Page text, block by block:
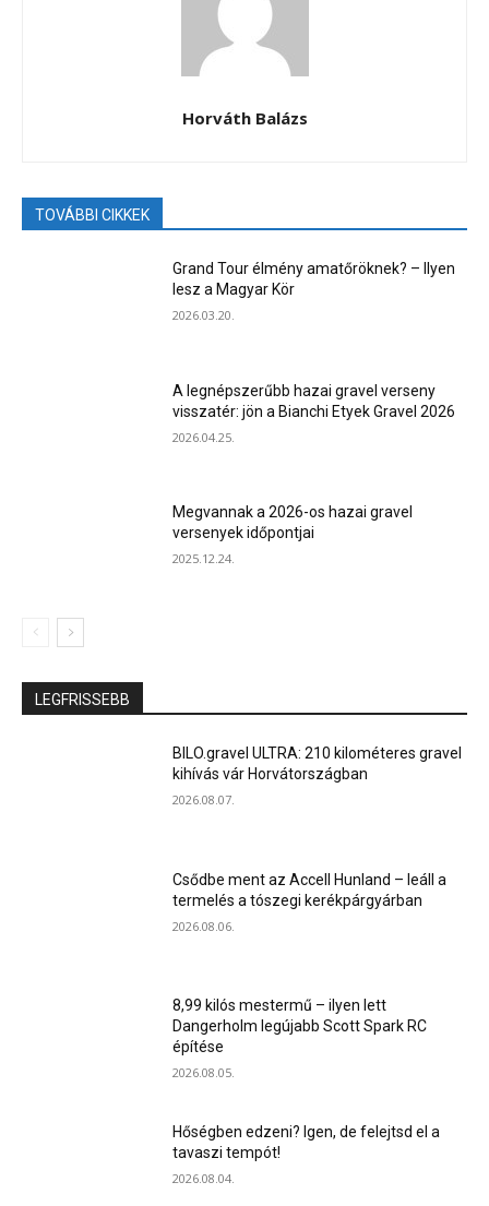
Horváth Balázs
TOVÁBBI CIKKEK
Grand Tour élmény amatőröknek? – Ilyen
lesz a Magyar Kör
2026.03.20.
A legnépszerűbb hazai gravel verseny
visszatér: jön a Bianchi Etyek Gravel 2026
2026.04.25.
Megvannak a 2026-os hazai gravel
versenyek időpontjai
2025.12.24.
LEGFRISSEBB
BILO.gravel ULTRA: 210 kilométeres gravel
kihívás vár Horvátországban
2026.08.07.
Csődbe ment az Accell Hunland – leáll a
termelés a tószegi kerékpárgyárban
2026.08.06.
8,99 kilós mestermű – ilyen lett
Dangerholm legújabb Scott Spark RC
építése
2026.08.05.
Hőségben edzeni? Igen, de felejtsd el a
tavaszi tempót!
2026.08.04.